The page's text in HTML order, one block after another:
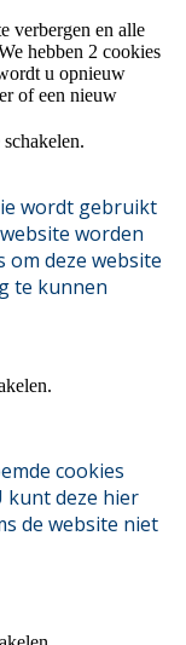
verbergen en alle
hebben 2 cookies
u opnieuw
of een nieuw
wordt gebruikt
worden
om deze website
te kunnen
cookies
kunt deze hier
de website niet